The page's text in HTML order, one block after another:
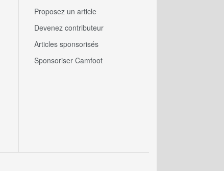
Proposez un article
Devenez contributeur
Articles sponsorisés
Sponsoriser Camfoot